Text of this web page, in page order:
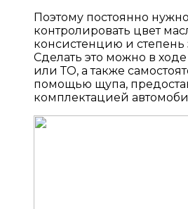
Поэтому постоянно нужно
контролировать цвет
консистенцию и степень
Сделать это можно в
или ТО, а также
помощью щупа,
комплектацией